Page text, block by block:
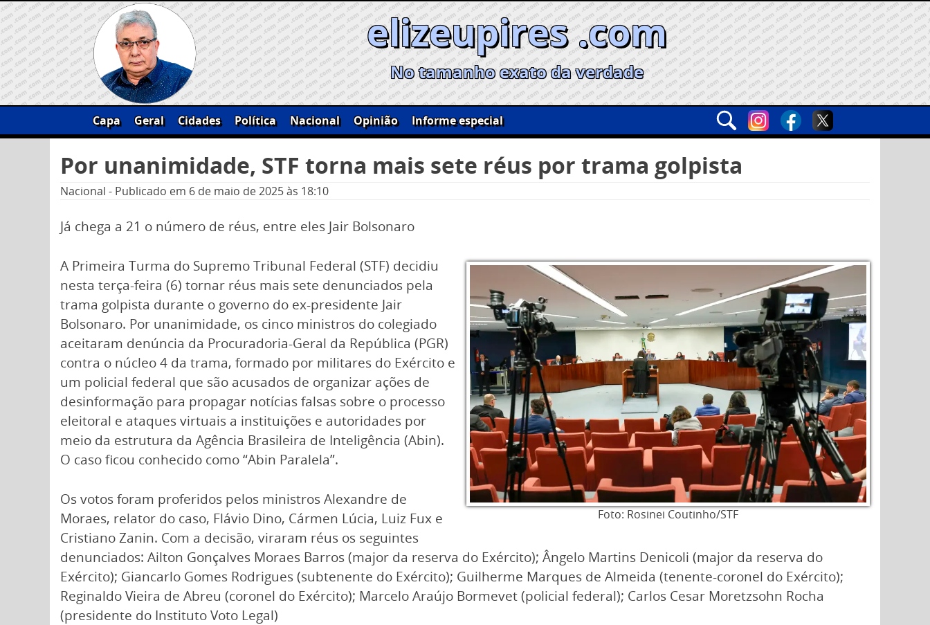
Skip
to
content
elizeupires .com
No tamanho exato da verdade
Capa Geral Cidades Política Nacional Opinião
Informe especial
por:
Por unanimidade, STF torna mais sete réus por trama golpista
Nacional - Publicado em 6 de maio de 2025às 18:10
Já chega a 21 o número de réus, entre eles Jair Bolsonaro
Foto: Rosinei Coutinho/STF
A Primeira Turma do Supremo Tribunal Federal (STF) decidiu
nesta terça-feira (6) tornar réus mais sete denunciados pela
trama golpista durante o governo do ex-presidente Jair
Bolsonaro. Por unanimidade, os cinco ministros do colegiado
aceitaram denúncia da Procuradoria-Geral da República (PGR)
contra o núcleo 4 da trama, formado por militares do Exército e
um policial federal que são acusados de organizar ações de
desinformação para propagar notícias falsas sobre o processo
eleitoral e ataques virtuais a instituições e autoridades por
meio da estrutura da Agência Brasileira de Inteligência (Abin).
O caso ficou conhecido como “Abin Paralela”.
Os votos foram proferidos pelos ministros Alexandre de
Moraes, relator do caso, Flávio Dino, Cármen Lúcia, Luiz Fux e
Cristiano Zanin. Com a decisão, viraram réus os seguintes
denunciados: Ailton Gonçalves Moraes Barros (major da reserva do Exército); Ângelo Martins Denicoli (major da reserva do
Exército); Giancarlo Gomes Rodrigues (subtenente do Exército); Guilherme Marques de Almeida (tenente-coronel do Exército);
Reginaldo Vieira de Abreu (coronel do Exército); Marcelo Araújo Bormevet (policial federal); Carlos Cesar Moretzsohn Rocha
(presidente do Instituto Voto Legal)